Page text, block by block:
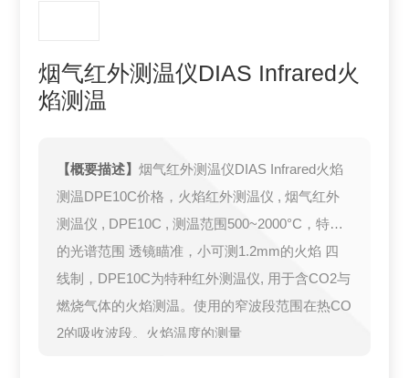
烟气红外测温仪DIAS Infrared火
焰测温
【概要描述】烟气红外测温仪DIAS Infrared火焰
测温DPE10C价格，火焰红外测温仪 , 烟气红外
测温仪 , DPE10C , 测温范围500~2000°C，特殊
的光谱范围 透镜瞄准，小可测1.2mm的火焰 四
线制，DPE10C为特种红外测温仪, 用于含CO2与
燃烧气体的火焰测温。使用的窄波段范围在热CO
2的吸收波段。火焰温度的测量